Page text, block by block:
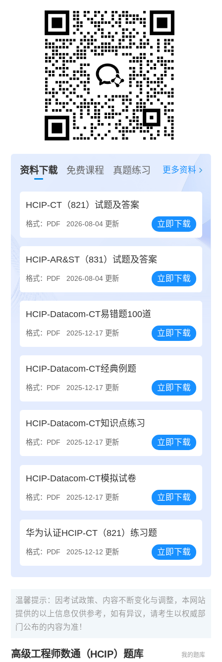
资料下载 免费课程 真题练习 更多资料
HCIP-CT（821）试题及答案
格式：PDF 2026-08-04 更新 立即下载
HCIP-AR&ST（831）试题及答案
格式：PDF 2026-08-04 更新 立即下载
HCIP-Datacom-CT易错题100道
格式：PDF 2025-12-17 更新 立即下载
HCIP-Datacom-CT经典例题
格式：PDF 2025-12-17 更新 立即下载
HCIP-Datacom-CT知识点练习
格式：PDF 2025-12-17 更新 立即下载
HCIP-Datacom-CT模拟试卷
格式：PDF 2025-12-17 更新 立即下载
华为认证HCIP-CT（821）练习题
格式：PDF 2025-12-12 更新 立即下载
温馨提示：因考试政策、内容不断变化与调整，本网站
提供的以上信息仅供参考，如有异议，请考生以权威部
门公布的内容为准！
高级工程师数通（HCIP）题库 我的题库